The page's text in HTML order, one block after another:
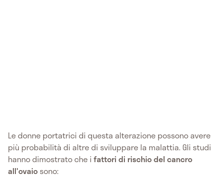
Le donne portatrici di questa alterazione possono avere
più probabilità di altre di sviluppare la malattia. Gli studi
hanno dimostrato che i fattori di rischio del cancro
all'ovaio sono: